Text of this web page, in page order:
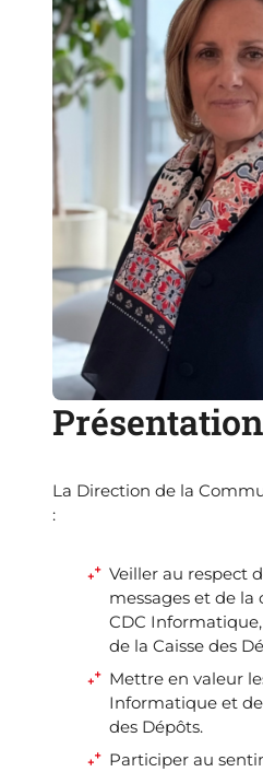
La Direction de la
:
Veiller au respect
messages et de
CDC
de la Caisse des
Mettre en valeur
Informatique et de
des Dépôts.
Participer au